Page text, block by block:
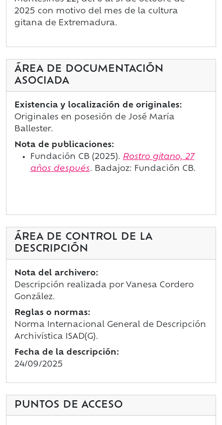
2025 con motivo del mes de la cultura
gitana de Extremadura.
ÁREA DE DOCUMENTACIÓN
ASOCIADA
Existencia y localización de originales:
Originales en posesión de José María
Ballester.
Nota de publicaciones:
Fundación CB (2025). Rostro gitano, 27
años después. Badajoz: Fundación CB.
ÁREA DE CONTROL DE LA
DESCRIPCIÓN
Nota del archivero:
Descripción realizada por Vanesa Cordero
González.
Reglas o normas:
Norma Internacional General de Descripción
Archivística ISAD(G).
Fecha de la descripción:
24/09/2025
PUNTOS DE ACCESO